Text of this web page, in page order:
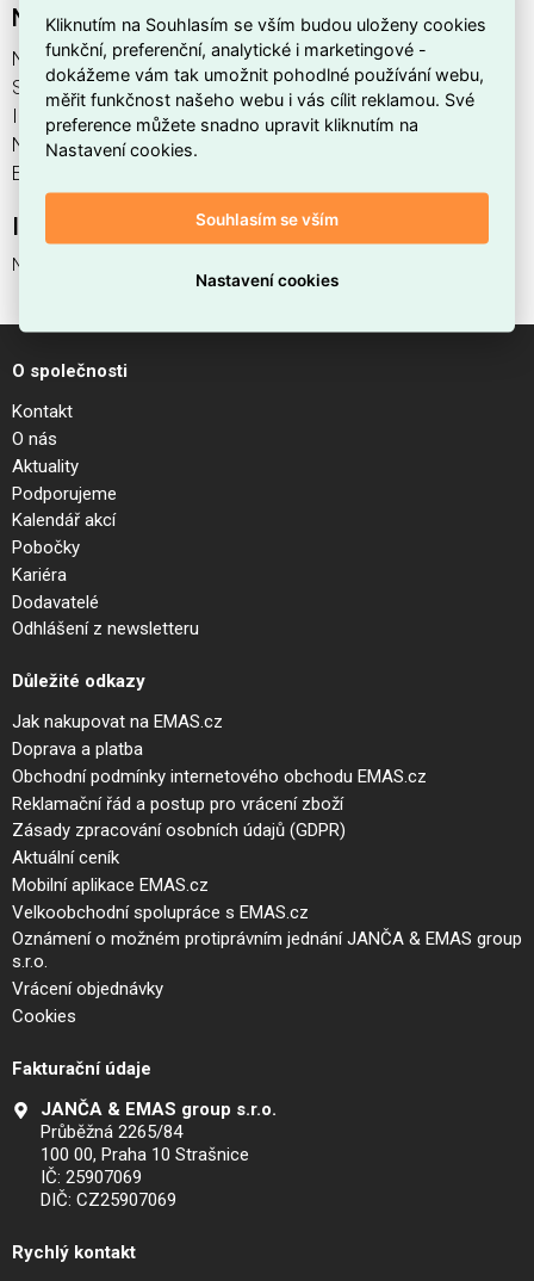
NITRO PL 25W SQUARE BIANCO
NITRO PL 25W SQUARE BIANCO najdete v kategoriích
Svítidla, Svítidla, světelné zdroje a LED osvětlení, výrobce
Ideal Lux, EAN 8021696319575, kód dodavatele 319575.
NITRO PL 25W SQUARE BIANCO nabízíme od 1 ks. Kód
EMAS NITRO PL 25W SQUARE BIANCO je ELSVOS1786404.
Interní název produktu
NITRO PL 25W SQUARE BIANCO
O společnosti
Kontakt
O nás
Aktuality
Podporujeme
Kalendář akcí
Pobočky
Kariéra
Dodavatelé
Odhlášení z newsletteru
Důležité odkazy
Jak nakupovat na EMAS.cz
Doprava a platba
Obchodní podmínky internetového obchodu EMAS.cz
Reklamační řád a postup pro vrácení zboží
Zásady zpracování osobních údajů (GDPR)
Aktuální ceník
Mobilní aplikace EMAS.cz
Velkoobchodní spolupráce s EMAS.cz
Oznámení o možném protiprávním jednání JANČA & EMAS group
s.r.o.
Vrácení objednávky
Cookies
Fakturační údaje
JANČA & EMAS group s.r.o.
Průběžná 2265/84
100 00, Praha 10 Strašnice
IČ: 25907069
DIČ: CZ25907069
Rychlý kontakt
Kliknutím na Souhlasím se vším budou uloženy cookies
funkční, preferenční, analytické i marketingové -
dokážeme vám tak umožnit pohodlné používání webu,
měřit funkčnost našeho webu i vás cílit reklamou. Své
preference můžete snadno upravit kliknutím na
Nastavení cookies.
Souhlasím se vším
Nastavení cookies